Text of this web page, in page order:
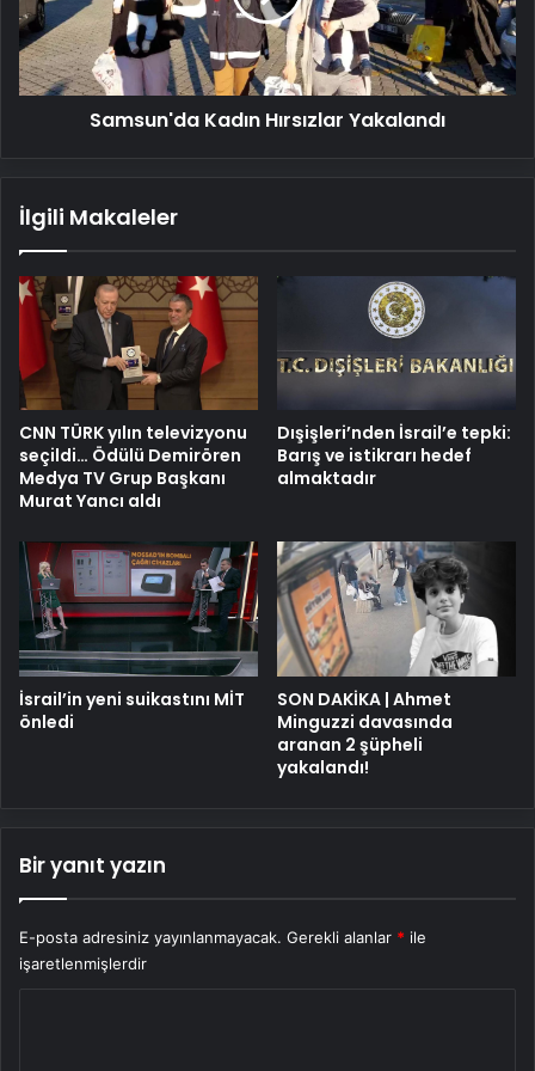
Samsun'da Kadın Hırsızlar Yakalandı
İlgili Makaleler
CNN TÜRK yılın televizyonu
seçildi… Ödülü Demirören
Medya TV Grup Başkanı
Murat Yancı aldı
Dışişleri’nden İsrail’e tepki:
Barış ve istikrarı hedef
almaktadır
İsrail’in yeni suikastını MİT
önledi
SON DAKİKA | Ahmet
Minguzzi davasında
aranan 2 şüpheli
yakalandı!
Bir yanıt yazın
E-posta adresiniz yayınlanmayacak. Gerekli alanlar * ile
işaretlenmişlerdir